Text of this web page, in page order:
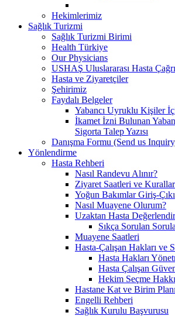
Hekimlerimiz
Sağlık Turizmi
Sağlık Turizmi Birimi
Health Türkiye
Our Physicians
USHAŞ Uluslararası Hasta
Hasta ve Ziyaretçiler
Şehirimiz
Faydalı Belgeler
Yabancı Uyruklu Kişiler
İkamet İzni Bulunan
Sigorta Talep Yazısı
Danışma Formu (Send us
Yönlendirme
Hasta Rehberi
Nasıl Randevu Alınır?
Ziyaret Saatleri ve
Yoğun Bakımlar Giriş-
Nasıl Muayene Olurum?
Uzaktan Hasta
Sıkça Sorulan
Muayene Saatleri
Hasta-Çalışan Hakları ve
Hasta Hakları
Hasta Çalışan
Hekim Seçme Hakkı
Hastane Kat ve Birim Planı
Engelli Rehberi
Sağlık Kurulu Başvurusu